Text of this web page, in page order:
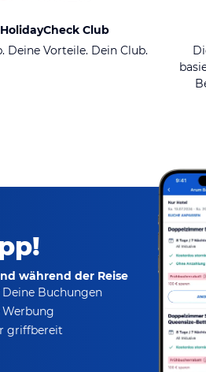
Club
Deine Vorteile. Dein Club.
während der Reise
Buchungen
Werbung
griffbereit